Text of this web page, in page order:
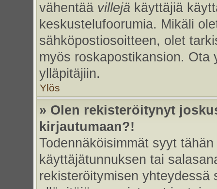
vähentää villejä käyttäjiä
keskustelufoorumia. Mikäli
sähköpostiosoitteen, olet
myös roskapostikansion. Ota
ylläpitäjiin.
Ylös
» Olen rekisteröitynyt
kirjautumaan?!
Todennäköisimmät syyt
käyttäjätunnuksen tai
rekisteröitymisen yhteydessä